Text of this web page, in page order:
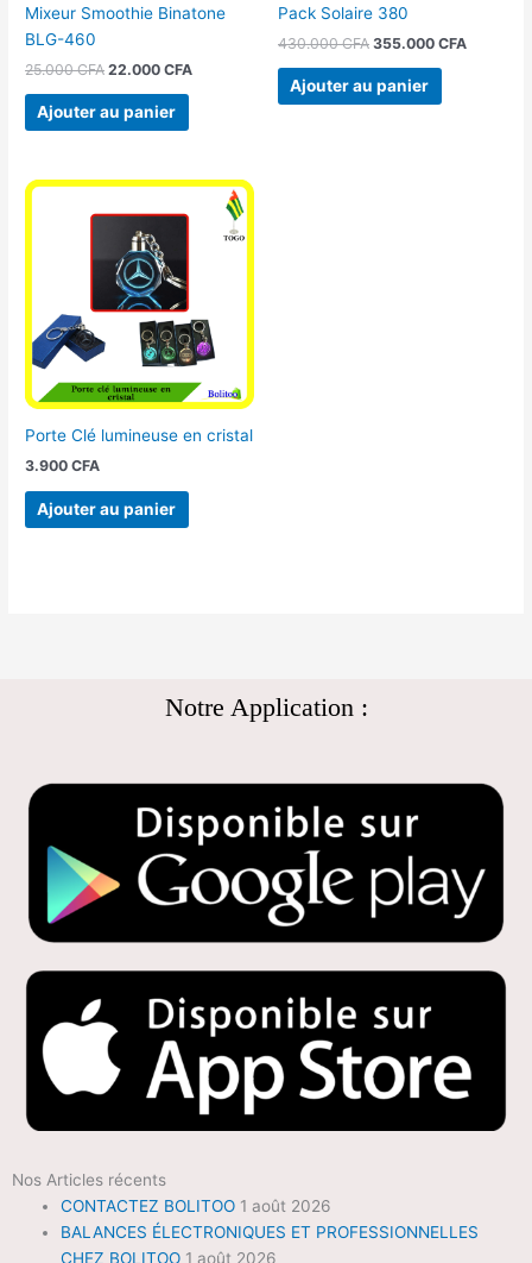
Mixeur Smoothie Binatone
BLG-460
25.000CFA 22.000CFA
Ajouter au panier
Pack Solaire 380
430.000CFA 355.000 CFA
Ajouter au panier
Porte Clé lumineuse en cristal
3.900CFA
Ajouter au panier
Notre Application :
Nos Articles récents
CONTACTEZ BOLITOO 1 août 2026
BALANCES ÉLECTRONIQUES ET PROFESSIONNELLES
CHEZ BOLITOO 1 août 2026